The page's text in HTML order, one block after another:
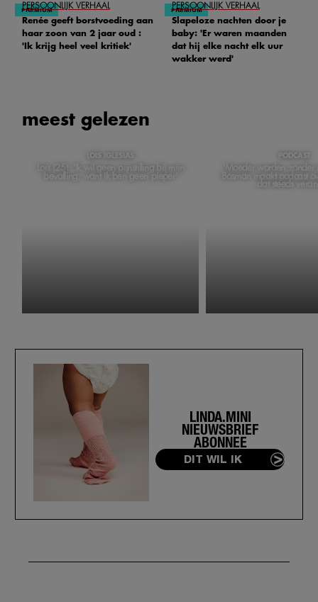
PERSOONLIJK VERHAAL
Renée geeft borstvoeding aan
haar zoon van 2 jaar oud :
'Ik krijg heel veel kritiek'
PERSOONLIJK VERHAAL
Slapeloze nachten door je
baby: 'Er waren maanden
dat hij elke nacht elk uur
wakker werd'
meest gelezen
LOÏS IGLESIAS
Loïs (25): 'Ik wil geen pijnstilling bij mijn
bevalling, want ik ben geen pieper'
PODCAST
'Moeder worden zonder
Bosman maakt podcast
dat steeds
LINDA.MINI
NIEUWSBRIEF
ABONNEE
DIT WIL IK